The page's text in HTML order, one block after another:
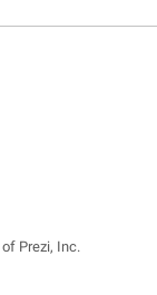
Prezi, Inc.